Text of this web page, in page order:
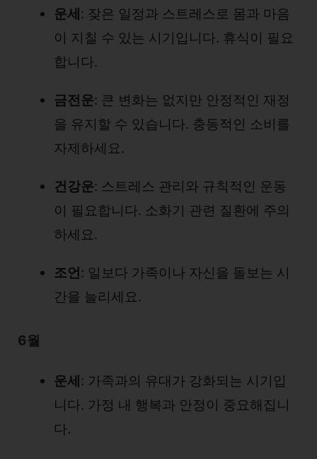
운세 : 잦은 일정과 스트레스로 몸과 마음
이 지칠 수 있는 시기입니다. 휴식이 필요
합니다.
금전운: 큰 변화는 없지만 안정적인 재정
을 유지할 수 있습니다. 충동적인 소비를
자제하세요.
건강운: 스트레스 관리와 규칙적인 운동
이 필요합니다. 소화기 관련 질환에 주의
하세요.
조언: 일보다 가족이나 자신을 돌보는 시
간을 늘리세요.
6월
운세: 가족과의 유대가 강화되는 시기입
니다. 가정 내 행복과 안정이 중요해집니
다.